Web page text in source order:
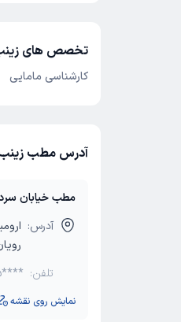
تخصص های
کارشناسی مامایی
آدرس مطب
مطب خیابان
آدرس:
تلفن:
نمایش روی نقشه